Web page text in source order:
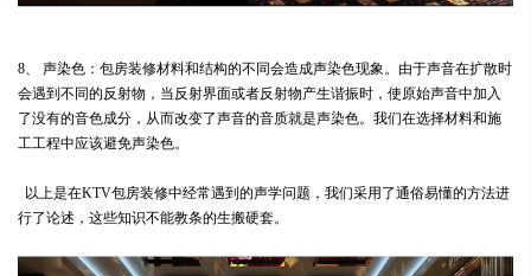
8、 声染色：包房装修材料和结构的不同会造成声染色现象。由于声音在扩散时
会遇到不同的反射物，当反射界面或者反射物产生谐振时，使原始声音中加入
了没有的音色成分，从而改变了声音的音质就是声染色。我们在选择材料和施
工工程中应该避免声染色。
以上是在KTV包房装修中经常遇到的声学问题，我们采用了通俗易懂的方法进
行了论述，这些知识不能教条的生搬硬套。